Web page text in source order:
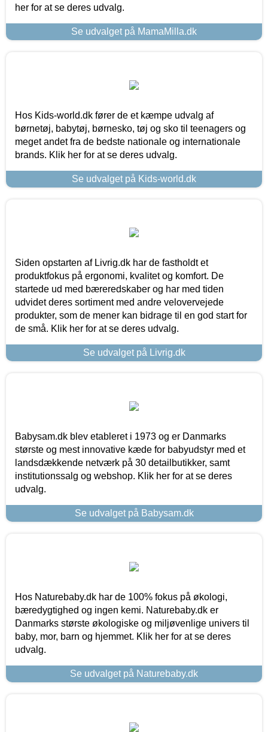
her for at se deres udvalg.
Se udvalget på MamaMilla.dk
Hos Kids-world.dk fører de et kæmpe udvalg af
børnetøj, babytøj, børnesko, tøj og sko til teenagers og
meget andet fra de bedste nationale og internationale
brands. Klik her for at se deres udvalg.
Se udvalget på Kids-world.dk
Siden opstarten af Livrig.dk har de fastholdt et
produktfokus på ergonomi, kvalitet og komfort. De
startede ud med bæreredskaber og har med tiden
udvidet deres sortiment med andre velovervejede
produkter, som de mener kan bidrage til en god start for
de små. Klik her for at se deres udvalg.
Se udvalget på Livrig.dk
Babysam.dk blev etableret i 1973 og er Danmarks
største og mest innovative kæde for babyudstyr med et
landsdækkende netværk på 30 detailbutikker, samt
institutionssalg og webshop. Klik her for at se deres
udvalg.
Se udvalget på Babysam.dk
Hos Naturebaby.dk har de 100% fokus på økologi,
bæredygtighed og ingen kemi. Naturebaby.dk er
Danmarks største økologiske og miljøvenlige univers til
baby, mor, barn og hjemmet. Klik her for at se deres
udvalg.
Se udvalget på Naturebaby.dk